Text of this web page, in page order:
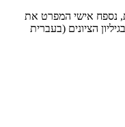
נספח אישי המפרט את
הציונים (בעברית